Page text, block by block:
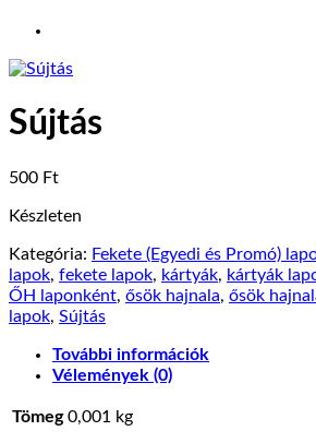
Sújtás
500 Ft
Készleten
Kategória: Fekete (Egyedi és Promó)
lapok, fekete lapok, kártyák, kártyák
ŐH laponként, ősök hajnala, ősök
lapok, Sújtás
További információk
Vélemények (0)
Tömeg 0,001 kg